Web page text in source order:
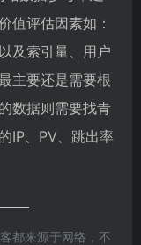
值评估因素如：
及索引量、用户
主要还是需要根
数据则需要找青
IP、PV、跳出率
都来源于网络，不